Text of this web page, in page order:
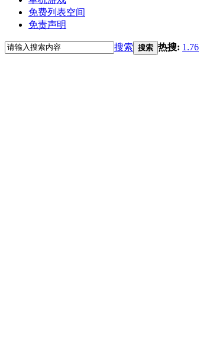
免费列表空间
免责声明
搜索 搜索 热搜: 1.76